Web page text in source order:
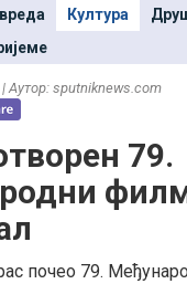
Култура
Аутор: sputniknews.com
79.
почео 79.